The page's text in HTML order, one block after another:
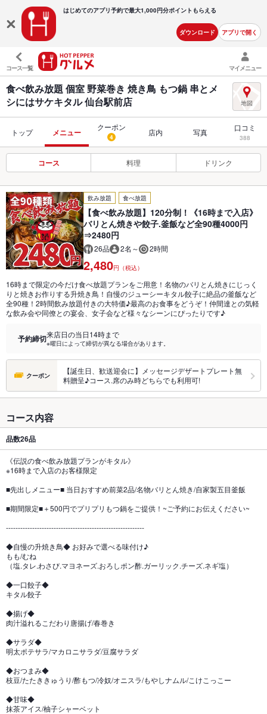
はじめてのアプリ予約で最大1,000円分ポイントもらえる
ダウンロード アプリで開く
コース一覧 マイメニュー
食べ飲み放題 個室 野菜巻き 焼き鳥 もつ鍋 串とメ
シにはサケキタル 仙台駅前店
トップ メニュー
クーポン
4 店内 写真 口コミ
388
コース 料理 ドリンク
飲み放題 食べ放題
【食べ飲み放題】120分制！《16時まで入店》
バリとん焼きや餃子.釜飯など全90種4000円
⇒2480円
26品 2名～ 2時間
2,480円（税込）
16時まで限定の今だけ食べ放題プランをご用意！名物のバリとん焼きにじっく
りと焼きお作りする升焼き鳥！自慢のジューシーキタル餃子に絶品の釜飯など
全90種！2時間飲み放題付きの大特価♪最高のお食事をどうぞ！仲間達との気軽
な飲み会や同僚との宴会、女子会など様々なシーンにぴったりです♪
予約締切来店日の当日14時まで
※曜日によって締切が異なる場合があります。
クーポン
【誕生日、歓送迎会に】メッセージデザートプレート無
料贈呈♪コース.席のみ時どちらでも利用可!
コース内容
品数26品
《伝説の食べ飲み放題プランがキタル》
※16時まで入店のお客様限定
■先出しメニュー■ 当日おすすめ前菜2品/名物バリとん焼き/自家製五目釜飯
■期間限定■＋500円でプリプリもつ鍋をご提供！~ご予約にお伝えください~
----------------------------------------------------------
◆自慢の升焼き鳥◆ お好みで選べる味付け♪
もも/むね
（塩.タレ.わさび.マヨネーズ.おろしポン酢.ガーリック.チーズ.ネギ塩）
◆一口餃子◆
キタル餃子
◆揚げ◆
肉汁溢れるこだわり唐揚げ/春巻き
◆サラダ◆
明太ポテサラ/マカロニサラダ/豆腐サラダ
◆おつまみ◆
枝豆/たたききゅうり/酢もつ/冷奴/オニスラ/もやしナムル/こけこっこー
◆甘味◆
抹茶アイス/柚子シャーベット